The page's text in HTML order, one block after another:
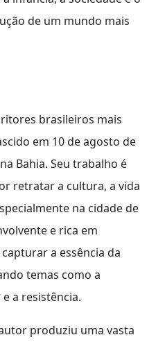
de um mundo mais
brasileiros mais
em 10 de agosto de
Bahia. Seu trabalho é
retratar a cultura, a vida
na cidade de
e rica em
a essência da
temas como a
a resistência.
produziu uma vasta